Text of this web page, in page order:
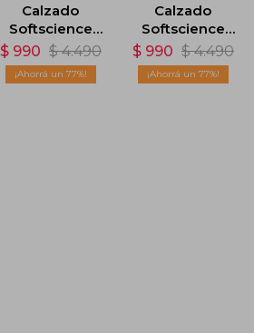
Calzado
Softscience
Unisex Drift
Canvas - Azul
$ 990 $ 4.490
77
Calzado
Softscience
Unisex Drift
Canvas -
Naranja
$ 990 $ 4.490
77